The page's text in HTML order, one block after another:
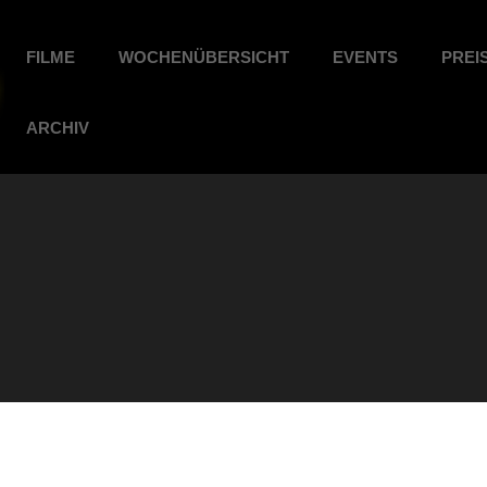
FILME WOCHENÜBERSICHT EVENTS
ARCHIV